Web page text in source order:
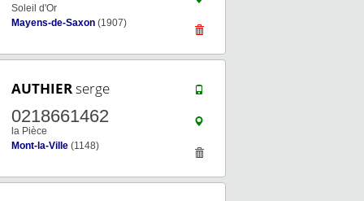
Soleil d'Or
Mayens-de-Saxon (1907)
AUTHIERserge
0218661462
la Pièce
Mont-la-Ville (1148)